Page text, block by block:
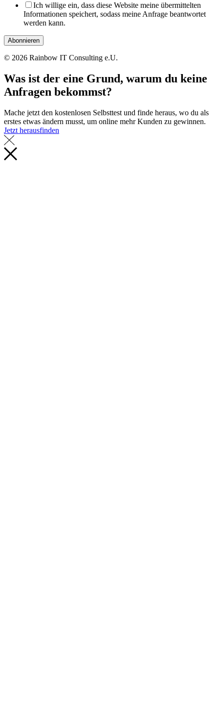
Ich willige ein, dass diese Website meine übermittelten
Informationen speichert, sodass meine Anfrage beantwortet
werden kann.
Abonnieren
© 2026 Rainbow IT Consulting e.U.
Was ist der eine Grund, warum du keine
Anfragen bekommst?
Mache jetzt den kostenlosen Selbsttest und finde heraus, wo du als
erstes etwas ändern musst, um online mehr Kunden zu gewinnen.
Jetzt herausfinden